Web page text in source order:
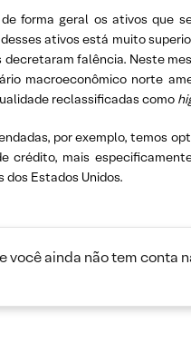
forma geral os ativos que
ativos está muito
decretaram falência. Neste
macroeconômico norte
reclassificadas como
por exemplo, temos
crédito, mais
Estados Unidos.
você ainda não tem conta